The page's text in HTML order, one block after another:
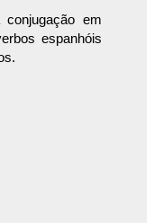
em
espanhóis